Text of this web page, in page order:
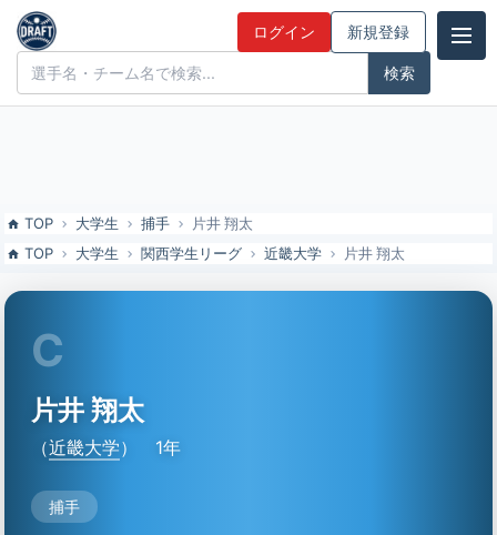
片井 翔太（近畿大）の特徴とドラフト評価 | ドラフト候補とみんなの
評価
ドラフト候補とみんなの評価 ログイン 新規登録
TOP 大学生 捕手
片井 翔太
TOP
大学生 関西学生リーグ 近畿大学 片井 翔太
C
片井 翔太
（近畿大学） 1年
捕手